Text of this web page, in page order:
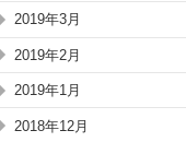
2019年3月
2019年2月
2019年1月
2018年12月